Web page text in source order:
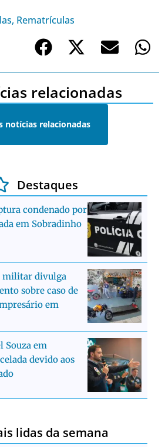
, Rematrículas
relacionadas
notícias relacionadas
Destaques
condenado por
em Sobradinho
militar divulga
sobre caso de
em
Souza em
devido aos
lidas da semana